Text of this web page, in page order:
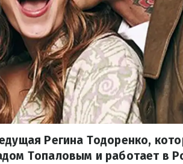
Регина Тодоренко,
Топаловым и работает в